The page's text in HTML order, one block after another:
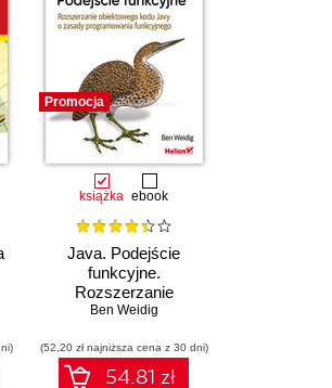
Promocja
książka ebook
Java. Podejście
funkcyjne.
Rozszerzanie
obiektowego kodu Javy
programowania
funkcyjnego
Ben Weidig
(52,20 zł najniższa cena z 30 dni)
54.81 zł